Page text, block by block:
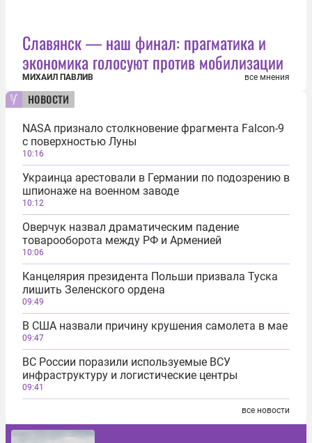
Славянск — наш финал: прагматика и
экономика голосуют против мобилизации
МИХАИЛ ПАВЛИВ все мнения
новости
NASA признало столкновение фрагмента Falcon-9
с поверхностью Луны
10:16
Украинца арестовали в Германии по подозрению в
шпионаже на военном заводе
10:12
Оверчук назвал драматическим падение
товарооборота между РФ и Арменией
10:06
Канцелярия президента Польши призвала Туска
лишить Зеленского ордена
09:49
В США назвали причину крушения самолета в мае
09:47
ВС России поразили используемые ВСУ
инфраструктуру и логистические центры
09:41
все новости